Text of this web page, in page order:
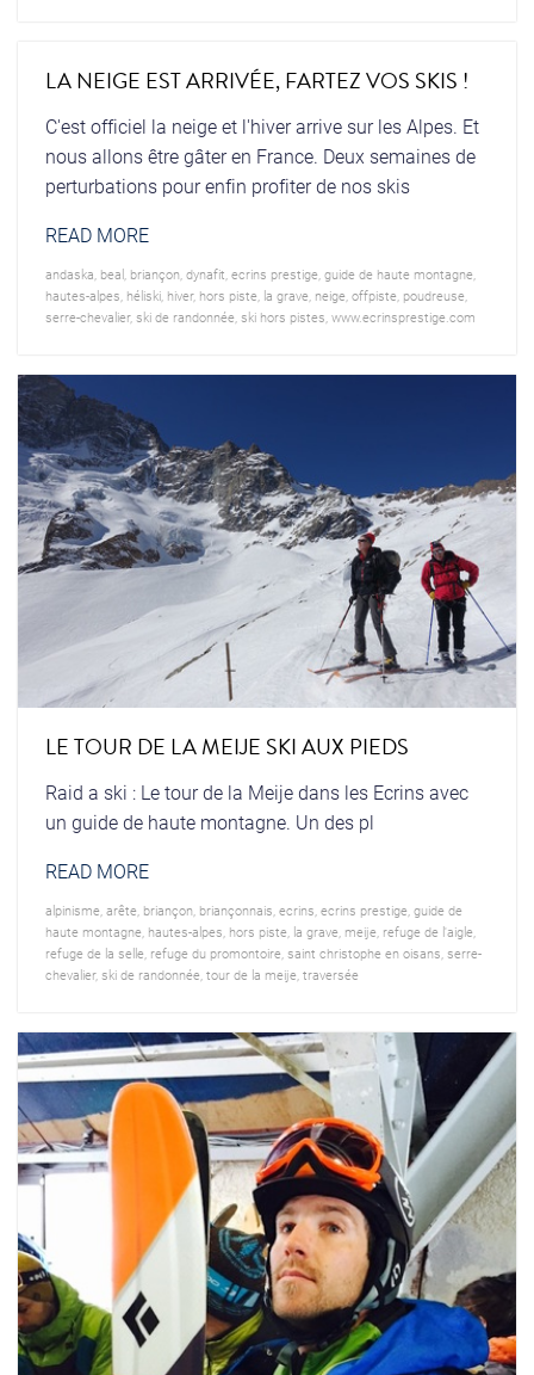
LA NEIGE EST ARRIVÉE, FARTEZ VOS SKIS !
C'est officiel la neige et l'hiver arrive sur les Alpes. Et
nous allons être gâter en France. Deux semaines de
perturbations pour enfin profiter de nos skis
READ MORE
andaska beal, briançon dynafit ecrins prestige, guide de haute montagne,
hautes-alpes héliski, hiver, hors piste, la grave, neige, offpiste, poudreuse,
serre-chevalier, ski de randonnée, ski hors pistes www.ecrinsprestige.com
LE TOUR DE LA MEIJE SKI AUX PIEDS
Raid a ski : Le tour de la Meije dans les Ecrins avec
un guide de haute montagne. Un des pl
READ MORE
alpinisme, arête, briançon briançonnais ecrins ecrins prestige, guide de
haute montagne, hautes-alpes hors piste, la grave, meije, refuge de l'aigle,
refuge de la selle, refuge du promontoire, saint christophe en oisans serre-
chevalier, ski de randonnée, tour de la meije, traversée